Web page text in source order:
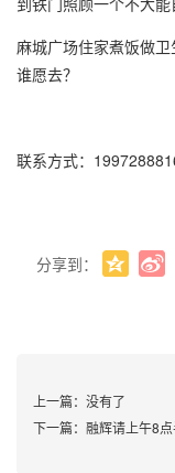
麻城广场住家煮饭做
谁愿去？
联系方式：
分享到：
上一篇： 没有了
下一篇： 融辉请上午8